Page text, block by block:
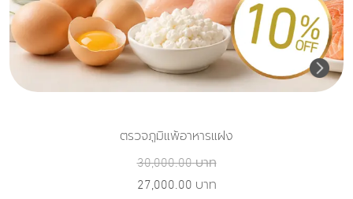
ตรวจภูมิแพ้อาหารแฝง
30,000.00 บาท
27,000.00 บาท